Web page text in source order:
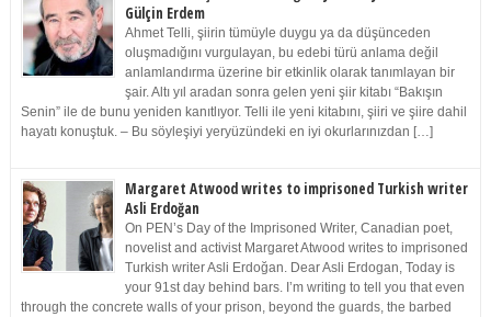
Gülçin Erdem
Ahmet Telli, şiirin tümüyle duygu ya da düşünceden
oluşmadığını vurgulayan, bu edebi türü anlama değil
anlamlandırma üzerine bir etkinlik olarak tanımlayan bir
şair. Altı yıl aradan sonra gelen yeni şiir kitabı “Bakışın
Senin” ile de bunu yeniden kanıtlıyor. Telli ile yeni kitabını, şiiri ve şiire dahil
hayatı konuştuk. – Bu söyleşiyi yeryüzündeki en iyi okurlarınızdan […]
Margaret Atwood writes to imprisoned Turkish writer
Asli Erdoğan
On PEN’s Day of the Imprisoned Writer, Canadian poet,
novelist and activist Margaret Atwood writes to imprisoned
Turkish writer Asli Erdoğan. Dear Asli Erdogan, Today is
your 91st day behind bars. I’m writing to tell you that even
through the concrete walls of your prison, beyond the guards, the barbed